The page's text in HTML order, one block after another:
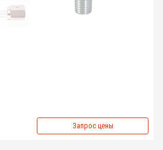
Запрос цены